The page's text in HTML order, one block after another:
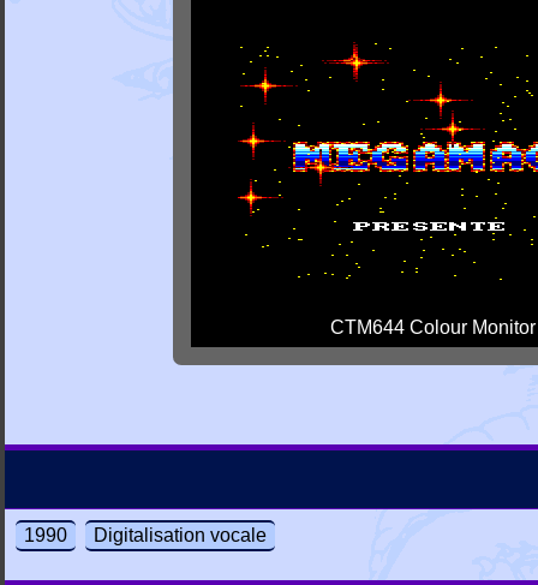
CTM644 Colour Monitor
1990 Digitalisation vocale